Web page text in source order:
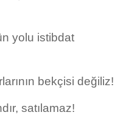
yolu istibdat
bekçisi değiliz!
satılamaz!